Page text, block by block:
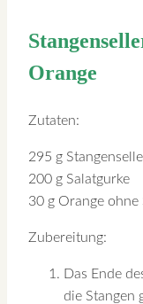
Orange
Zutaten:
295 g
200 g Salatgurke
30 g Orange ohne
Zubereitung:
Das Ende
die Stangen